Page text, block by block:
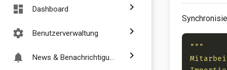
dashboard Dashboard chevron_right
settings Benutzerverwaltung chevron_right
notifications News & Benachrichtigungen chevron_right